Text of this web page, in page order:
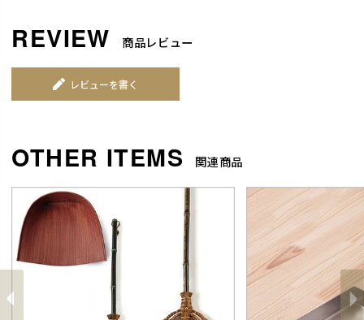
商品レビュー
レビューを書く
関連商品
前
へ 次
へ